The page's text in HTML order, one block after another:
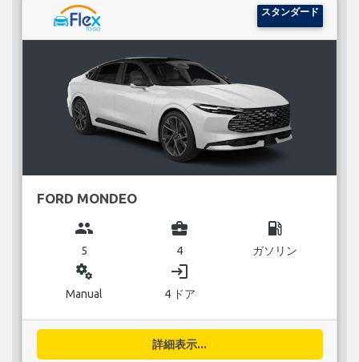
スタンダード
FORD MONDEO
group
5
business_center
4
local_gas_station
ガソリン
miscellaneous_services
Manual
login
4 ドア
詳細表示...